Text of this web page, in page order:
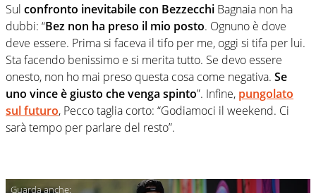
Sul confronto inevitabile con Bezzecchi Bagnaia non ha
dubbi: “Bez non ha preso il mio posto. Ognuno è dove
deve essere. Prima si faceva il tifo per me, oggi si tifa per lui.
Sta facendo benissimo e si merita tutto. Se devo essere
onesto, non ho mai preso questa cosa come negativa. Se
uno vince è giusto che venga spinto”. Infine, pungolato
sul futuro, Pecco taglia corto: “Godiamoci il weekend. Ci
sarà tempo per parlare del resto”.